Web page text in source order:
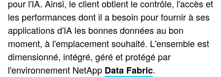
pour l'IA. Ainsi, le client obtient le contrôle, l'accès et
les performances dont il a besoin pour fournir à ses
applications d'IA les bonnes données au bon
moment, à l'emplacement souhaité. L'ensemble est
dimensionné, intégré, géré et protégé par
l'environnement NetApp Data Fabric.